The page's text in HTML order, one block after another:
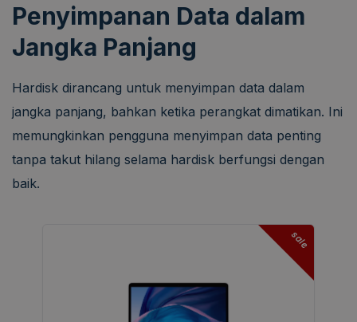
Penyimpanan Data dalam
Jangka Panjang
Hardisk dirancang untuk menyimpan data dalam
jangka panjang, bahkan ketika perangkat dimatikan. Ini
memungkinkan pengguna menyimpan data penting
tanpa takut hilang selama hardisk berfungsi dengan
baik.
sale